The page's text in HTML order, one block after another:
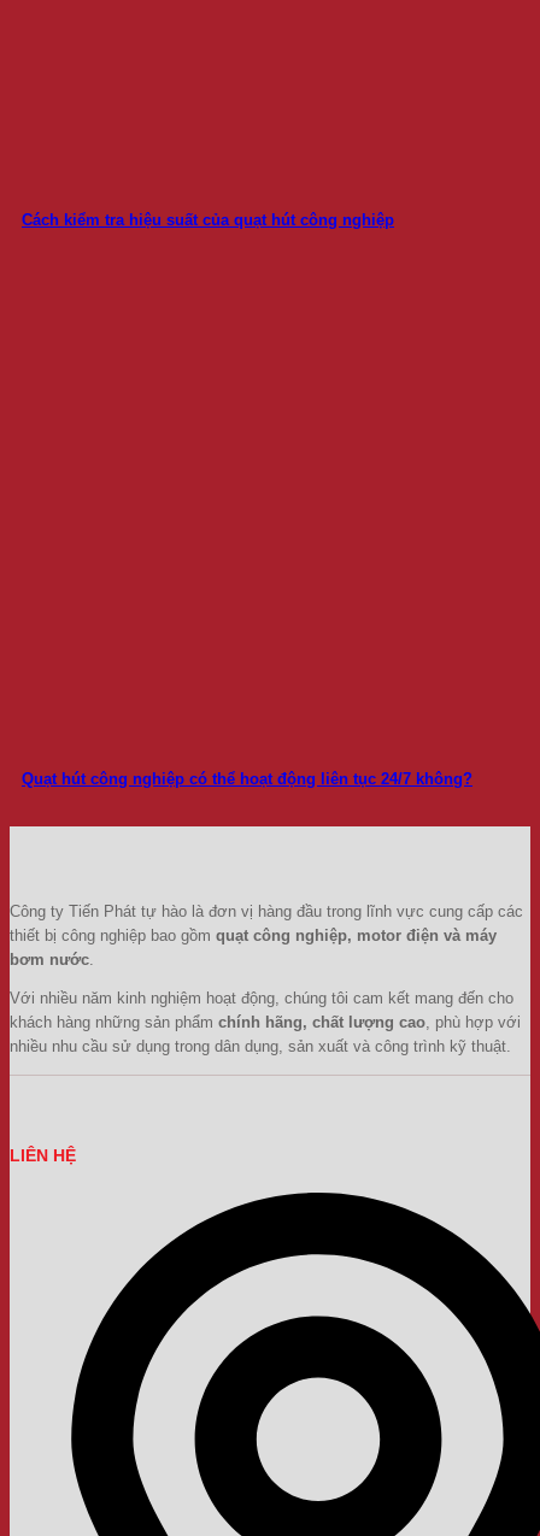
Cách kiểm tra hiệu suất của quạt hút công nghiệp
Quạt hút công nghiệp có thể hoạt động liên tục 24/7 không?
Công ty Tiến Phát tự hào là đơn vị hàng đầu trong lĩnh vực cung cấp các
thiết bị công nghiệp bao gồm quạt công nghiệp, motor điện và máy
bơm nước
Với nhiều năm kinh nghiệm hoạt động, chúng tôi cam kết mang đến cho
khách hàng những sản phẩm chính hãng, chất lượng cao, phù hợp với
nhiều nhu cầu sử dụng trong dân dụng, sản xuất và công trình kỹ thuật.
LIÊN HỆ